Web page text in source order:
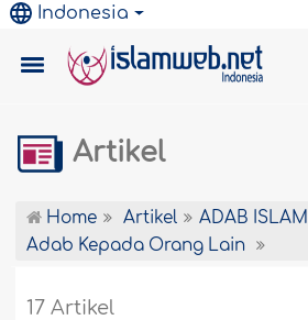
Indonesia
Artikel
Home Artikel
ADAB ISLAM
Adab Kepada Orang Lain
17 Artikel